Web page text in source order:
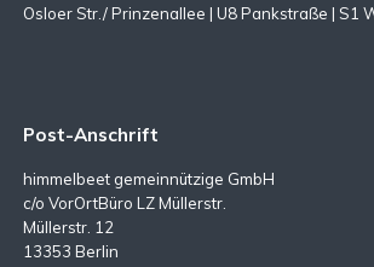
Osloer Str./ Prinzenallee | U8 Pankstraße | S1
Post-Anschrift
himmelbeet gemeinnützige GmbH
c/o VorOrtBüro LZ Müllerstr.
Müllerstr. 12
13353 Berlin